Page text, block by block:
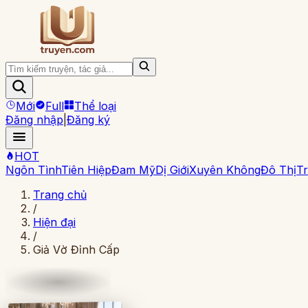
Mới Full
Thể loại
Đăng nhập Đăng ký
HOT
Ngôn TìnhTiên HiệpĐam MỹDị GiớiXuyên KhôngĐô Thị
Trang chủ
/
Hiện đại
/
Giả Vờ Đỉnh Cấp